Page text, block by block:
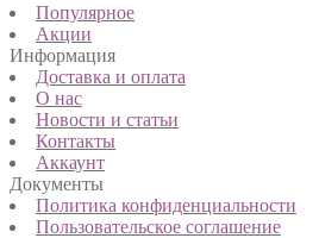
Популярное
Акции
Информация
Доставка и оплата
О нас
Новости и статьи
Контакты
Аккаунт
Документы
Политика конфиденциальности
Пользовательское соглашение